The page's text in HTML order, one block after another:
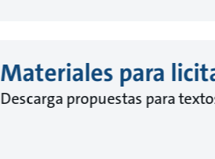
Materiales para
Descarga propuestas para